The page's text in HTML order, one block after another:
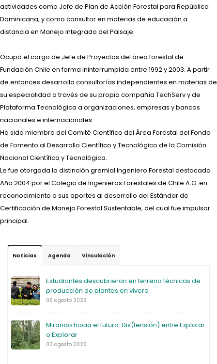
actividades como Jefe de Plan de Acción Forestal para República
Dominicana, y como consultor en materias de educación a
distancia en Manejo Integrado del Paisaje.
Ocupó el cargo de Jefe de Proyectos del área forestal de
Fundación Chile en forma ininterrumpida entre 1992 y 2003. A partir
de entonces desarrolla consultorías independientes en materias de
su especialidad a través de su propia compañía TechServ y de
Plataforma Tecnológica a organizaciones, empresas y bancos
nacionales e internacionales.
Ha sido miembro del Comité Científico del Área Forestal del Fondo
de Fomento al Desarrollo Científico y Tecnológico de la Comisión
Nacional Científica y Tecnológica.
Le fue otorgada la distinción gremial Ingeniero Forestal destacado
Año 2004 por el Colegio de Ingenieros Forestales de Chile A.G. en
reconocimiento a sus aportes al desarrollo del Estándar de
Certificación de Manejo Forestal Sustentable, del cual fue impulsor
principal.
Noticias Agenda Vinculación
Estudiantes descubrieron en terreno técnicas de
producción de plantas en vivero
06 agosto 2026
Mirando hacia el futuro: Dis(tensión) entre Explotar
o Explorar
03 agosto 2026